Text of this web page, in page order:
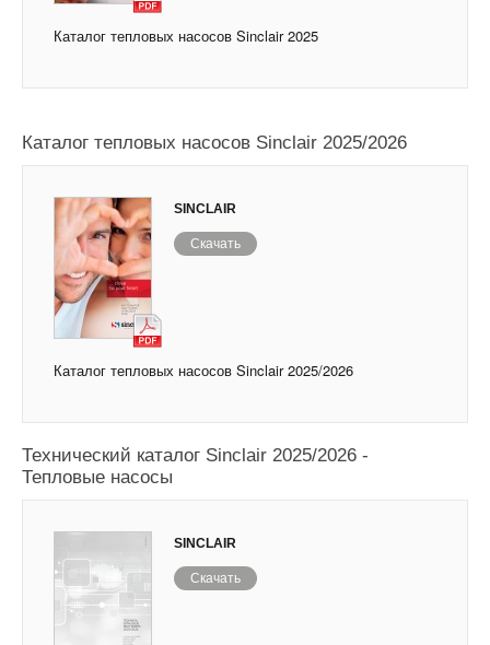
Каталог тепловых насосов Sinclair 2025
Каталог тепловых насосов Sinclair 2025/2026
SINCLAIR
Скачать
Каталог тепловых насосов Sinclair 2025/2026
Технический каталог Sinclair 2025/2026 -
Тепловые насосы
SINCLAIR
Скачать